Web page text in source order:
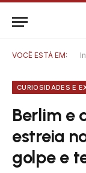
VOCÊ ESTÁ EM:
CURIOSIDADES E
Berlim e
estreia
golpe e